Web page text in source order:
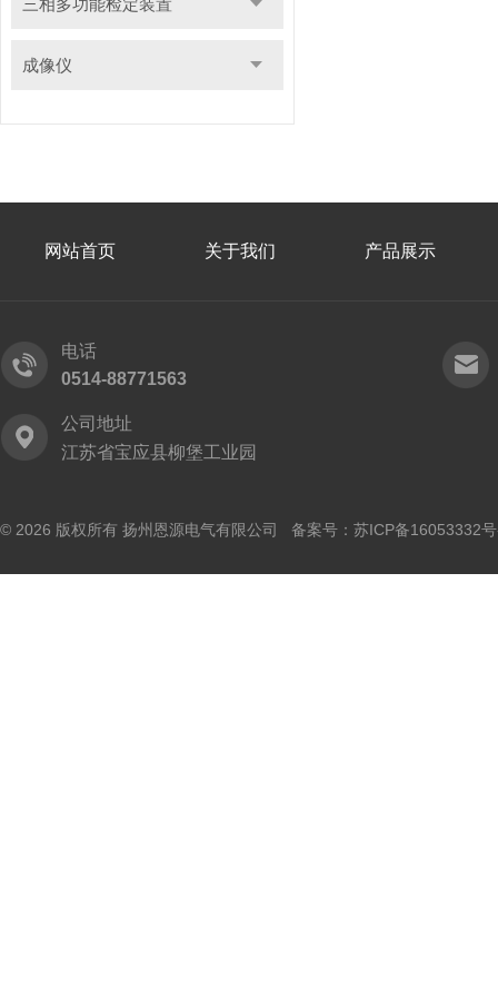
三相多功能检定装置
成像仪
网站首页 关于我们 产品展示
电话
0514-88771563
公司地址
江苏省宝应县柳堡工业园
© 2026 版权所有 扬州恩源电气有限公司 备案号： 苏ICP备16053332